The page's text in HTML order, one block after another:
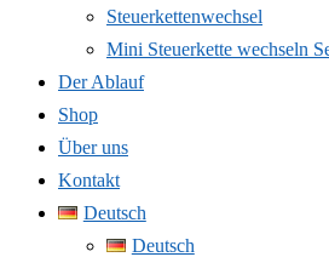
Steuerkettenwechsel
Mini Steuer­kette wechseln
Der Ablauf
Shop
Über uns
Kontakt
Deutsch
Deutsch